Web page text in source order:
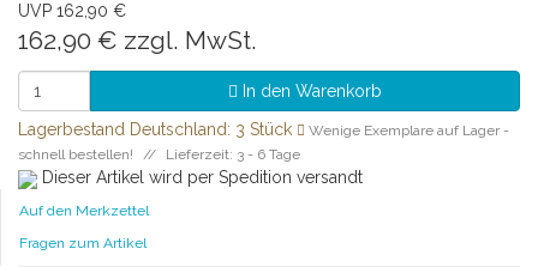
UVP 162,90 €
162,90 € zzgl. MwSt.
In den Warenkorb
Lagerbestand Deutschland: 3 Stück
Wenige Exemplare auf Lager -
schnell bestellen!
Lieferzeit: 3 - 6 Tage
Dieser Artikel wird per Spedition versandt
Auf den Merkzettel
Fragen zum Artikel